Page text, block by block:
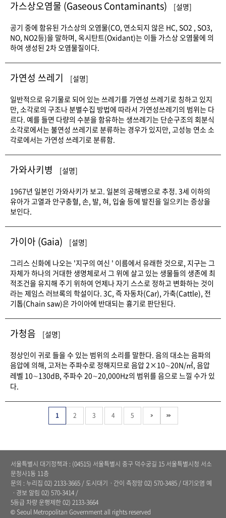
가스상오염물 (Gaseous Contaminants) [설명]
공기 중에 함유된 가스상의 오염물(CO, 연소되지 않은 HC, SO2 , SO3,
NO, NO2등)을 말하며, 옥시탄트(Oxidant)는 이들 가스상 오염물에 의
하여 생성된 2차 오염물질이다.
가연성 쓰레기 [설명]
일반적으로 유기물로 되어 있는 쓰레기를 가연성 쓰레기로 칭하고 있지
만, 소각로의 구조나 분별수집 방법에 따라서 가연성쓰레기의 범위는 다
르다. 예를 들면 다량의 수분을 함유하는 생쓰레기는 단순구조의 회분식
소각로에서는 불연성 쓰레기로 분류하는 경우가 있지만, 고성능 연소 소
각로에서는 가연성 쓰레기로 분류함.
가와사키병 [설명]
1967년 일본인 가와사키가 보고. 일본의 공해병으로 추정. 3세 이하의
유아가 고열과 안구충혈, 손, 발, 혀, 입술 등에 발진을 일으키는 증상을
보인다.
가이아 (Gaia) [설명]
그리스 신화에 나오는 '지구의 여신 ' 이름에서 유래한 것으로, 지구는 그
자체가 하나의 거대한 생명체로서 그 위에 살고 있는 생물들의 생존에 최
적조건을 유지해 주기 위하여 언제나 자기 스스로 정하고 변화하는 것이
라는 제임스 러브록의 학설이다. 3C, 즉 자동차(Car), 가축(Cattle), 전
기톱(Chain saw)은 가이아에 반대되는 흉기로 판단된다.
가청음 [설명]
정상인이 귀로 들을 수 있는 범위의 소리를 말한다. 음의 대소는 음파의
음압에 의해, 고저는 주파수로 정해지므로 음압 2×10∼20N/㎡, 음압
레벨 10∼130dB, 주파수 20∼20,000Hz의 범위를 음으로 느낄 수가 있
다.
1 2 3 4 5
서울특별시 대기정책과 : (04515) 서울특별시 중구 덕수궁길 15 서울특별시청 서소
문청사1동 11층
문의 : 누리집 02) 2133-3665 / 도시대기ㆍ간이 측정망02) 570-3485 / 대기오염 예
ㆍ경보 알림 02) 570-3414 /
5등급 차량 운행제한 02) 2133-3664
© Seoul Metropolitan Government all rights reserved